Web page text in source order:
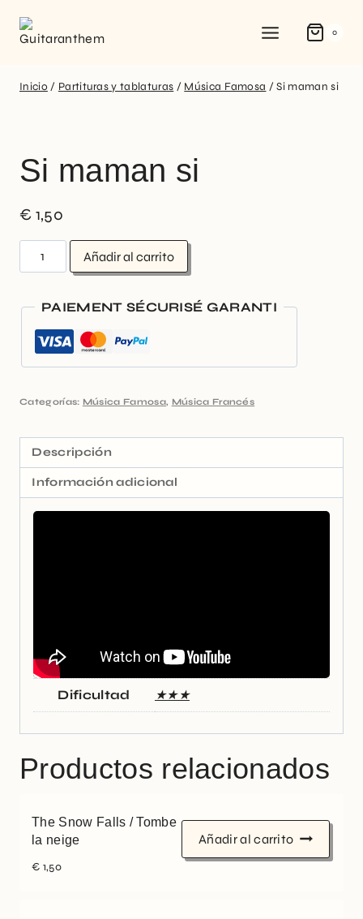
0
Inicio / Partituras y tablaturas / Música Famosa / Si maman si
Si maman si
€ 1,50
Añadir al carrito
PAIEMENT SÉCURISÉ GARANTI
Categorías: Música Famosa, Música Francés
Descripción
Información adicional
Dificultad ★★★
Productos relacionados
The Snow Falls / Tombe
la neige
€ 1,50
Añadir al carrito